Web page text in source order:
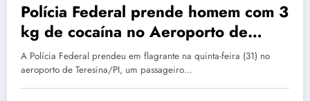
Polícia Federal prende homem com 3
kg de cocaína no Aeroporto de
Teresina
A Polícia Federal prendeu em flagrante na quinta-feira (31) no
aeroporto de Teresina/PI, um passageiro…